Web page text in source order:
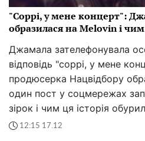
"Соррі, у мене концерт":
образилася на Melovin і чим
Джамала зателефонувала
відповідь "соррі, у мене
продюсерка Нацвідбору
один пост у соцмережах
зірок і чим ця історія
12:15 17.12